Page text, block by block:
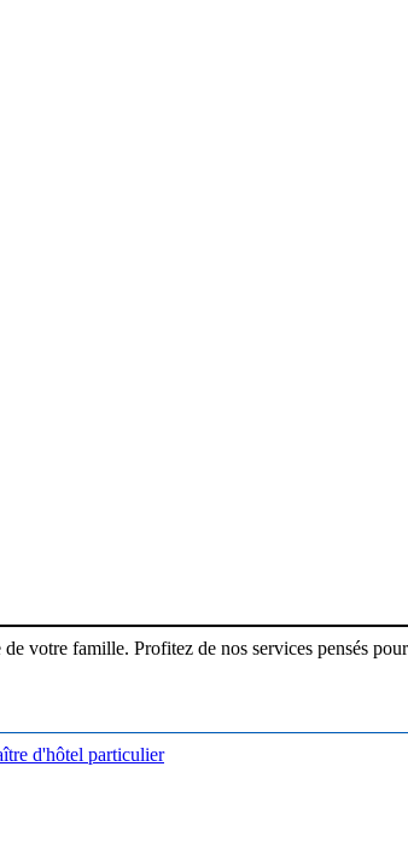
votre famille. Profitez de nos services pensés
d'hôtel particulier